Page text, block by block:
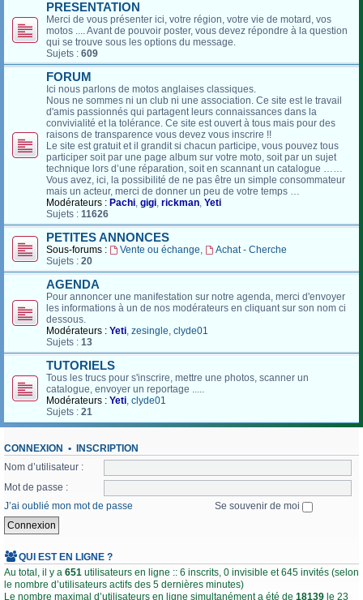
PRESENTATION
Merci de vous présenter ici, votre région, votre vie de motard, vos
motos .... Avant de pouvoir poster, vous devez répondre à la question
qui se trouve sous les options du message.
Sujets : 609
FORUM
Ici nous parlons de motos anglaises classiques.
Nous ne sommes ni un club ni une association. Ce site est le travail
d'amis passionnés qui partagent leurs connaissances dans la
convivialité et la tolérance. Ce site est ouvert à tous mais pour des
raisons de transparence vous devez vous inscrire !!
Le site est gratuit et il grandit si chacun participe, vous pouvez tous
participer soit par une page album sur votre moto, soit par un sujet
technique lors d’une réparation, soit en scannant un catalogue ……
Vous avez, ici, la possibilité de ne pas être un simple consommateur
mais un acteur, merci de donner un peu de votre temps …
Modérateurs : Pachi, gigi, rickman, Yeti
Sujets : 11626
PETITES ANNONCES
Sous-forums : Vente ou échange,
Achat - Cherche
Sujets : 20
AGENDA
Pour annoncer une manifestation sur notre agenda, merci d'envoyer
les informations à un de nos modérateurs en cliquant sur son nom ci
dessous.
Modérateurs : Yeti, zesingle, clyde01
Sujets : 13
TUTORIELS
Tous les trucs pour s'inscrire, mettre une photos, scanner un
catalogue, envoyer un reportage .....
Modérateurs : Yeti, clyde01
Sujets : 21
CONNEXION • INSCRIPTION
Nom d’utilisateur :
Mot de passe :
J’ai oublié mon mot de passe
Se souvenir de moi
QUI EST EN LIGNE ?
Au total, il y a 651 utilisateurs en ligne :: 6 inscrits, 0 invisible et 645 invités (selon
le nombre d’utilisateurs actifs des 5 dernières minutes)
Le nombre maximal d’utilisateurs en ligne simultanément a été de 18139 le 23